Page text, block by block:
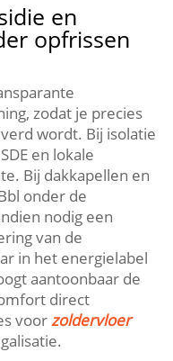
en
opfrissen
zodat je precies
wordt.​ Bij isolatie
en lokale
Bij dakkapellen en
onder de
nodig een
van de
in het energielabel
aantoonbaar de
direct
voorzoldervloer